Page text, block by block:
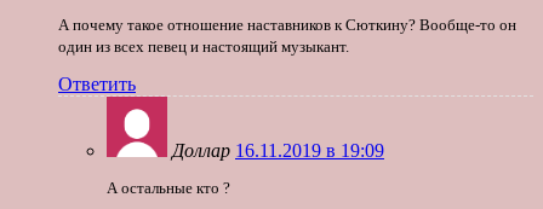
А почему такое отношение наставников к Сюткину? Вообще-то он
один из всех певец и настоящий музыкант.
Ответить
Доллар 16.11.2019 в 19:09
А остальные кто ?